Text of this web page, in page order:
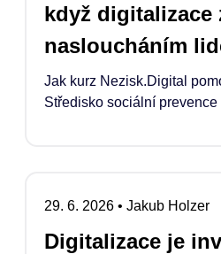
když digitalizace
nasloucháním
Jak kurz Nezisk.Digital
Středisko sociální
29. 6. 2026 • Jakub Holzer
Digitalizace je